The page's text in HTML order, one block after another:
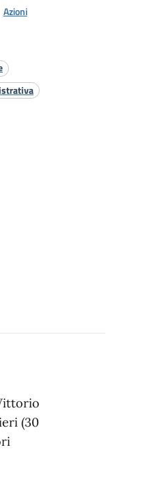
Azioni
(30